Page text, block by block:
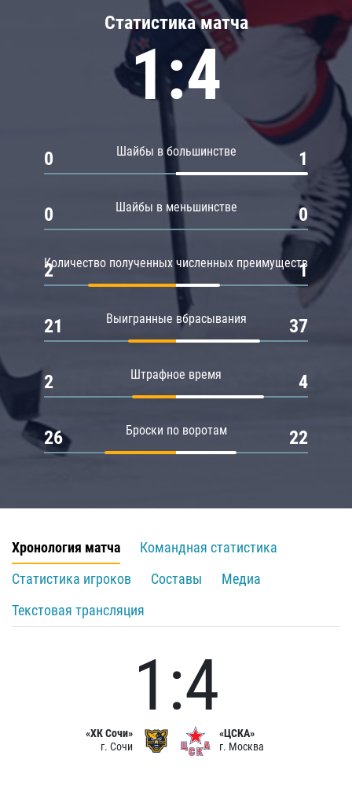
Статистика матча
1:4
Шайбы в большинстве
0 1
Шайбы в меньшинстве
0 0
Количество полученных численных преимуществ
2 1
Выигранные вбрасывания
21 37
Штрафное время
2 4
Броски по воротам
26 22
Хронология матча
Командная статистика
Статистика игроков
Составы
Медиа
Текстовая трансляция
«ХК Сочи»
г. Сочи
1:4
«ЦСКА»
г. Москва